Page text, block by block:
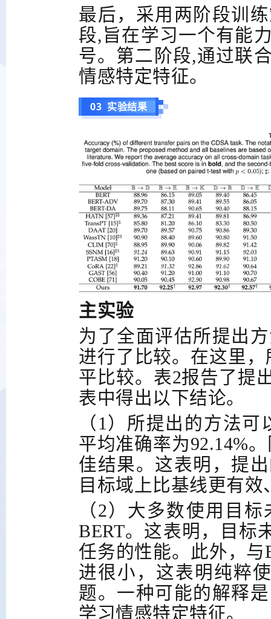
最后，采用两阶段训
段,旨在学习一个有能
号。第二阶段,通过联
情感特定特征。
03 实验结果
主实验
为了全面评估所提出
进行了比较。在这里
平比较。表2报告了提
表中得出以下结论。
（1）所提出的方法
平均准确率为92.14%
佳结果。这表明，提
目标域上比基线更有效
（2）大多数使用目
BERT。这表明，目标
任务的性能。此外，与
进很小，这表明纯粹
题。一种可能的解释
学习情感特定特征。